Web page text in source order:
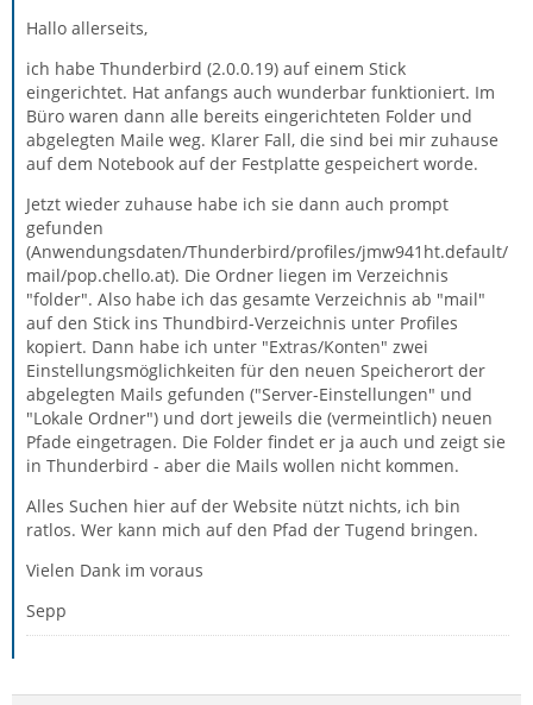
Hallo allerseits,
ich habe Thunderbird (2.0.0.19) auf einem Stick
eingerichtet. Hat anfangs auch wunderbar funktioniert. Im
Büro waren dann alle bereits eingerichteten Folder und
abgelegten Maile weg. Klarer Fall, die sind bei mir zuhause
auf dem Notebook auf der Festplatte gespeichert worde.
Jetzt wieder zuhause habe ich sie dann auch prompt
gefunden
(Anwendungsdaten/Thunderbird/profiles/jmw941ht.default/
mail/pop.chello.at). Die Ordner liegen im Verzeichnis
"folder". Also habe ich das gesamte Verzeichnis ab "mail"
auf den Stick ins Thundbird-Verzeichnis unter Profiles
kopiert. Dann habe ich unter "Extras/Konten" zwei
Einstellungsmöglichkeiten für den neuen Speicherort der
abgelegten Mails gefunden ("Server-Einstellungen" und
"Lokale Ordner") und dort jeweils die (vermeintlich) neuen
Pfade eingetragen. Die Folder findet er ja auch und zeigt sie
in Thunderbird - aber die Mails wollen nicht kommen.
Alles Suchen hier auf der Website nützt nichts, ich bin
ratlos. Wer kann mich auf den Pfad der Tugend bringen.
Vielen Dank im voraus
Sepp